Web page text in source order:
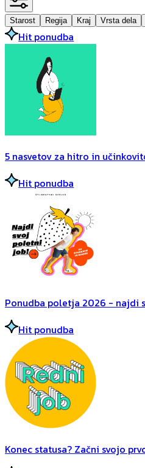
Starost Regija Kraj Vrsta dela
Hit ponudba
5 nasvetov za hitro in
Hit ponudba
Ponudba poletja 2026 - najdi
Hit ponudba
Konec statusa? Začni svojo